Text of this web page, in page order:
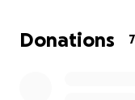
prezioso, un padre
Donations